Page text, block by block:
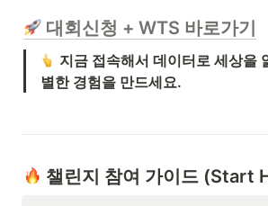
대회신청 + WTS 바로가기
지금 접속해서 데이터로 세상을
별한 경험을 만드세요.
챌린지 참여 가이드 (Start